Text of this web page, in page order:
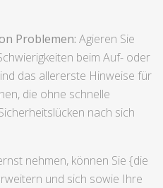
Problemen: Agieren Sie
beim Auf- oder
das allererste Hinweise für
die ohne schnelle
nach sich
nehmen, können Sie {die
und sich sowie Ihre